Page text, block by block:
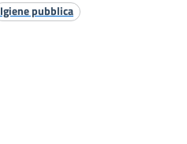
Igiene pubblica